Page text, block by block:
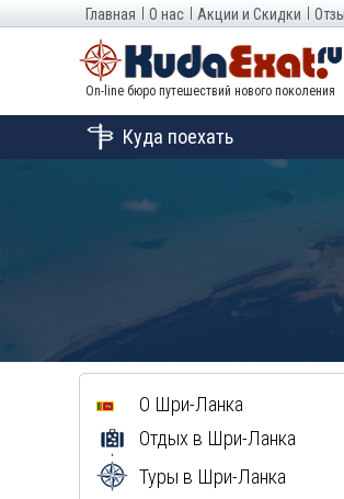
Главная О нас Акции и Скидки
On-line бюро путешествий нового поколения
Куда поехать
О Шри-Ланка
Отдых в Шри-Ланка
Туры в Шри-Ланка